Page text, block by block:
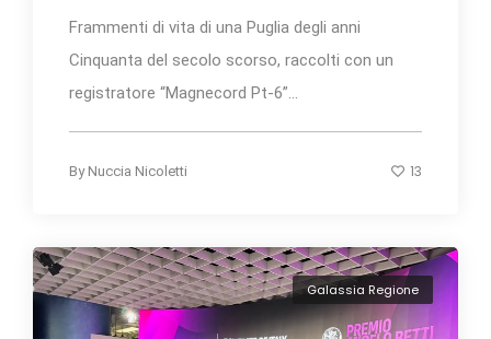
Frammenti di vita di una Puglia degli anni
Cinquanta del secolo scorso, raccolti con un
registratore “Magnecord Pt-6”...
By Nuccia Nicoletti 13
Galassia Regione